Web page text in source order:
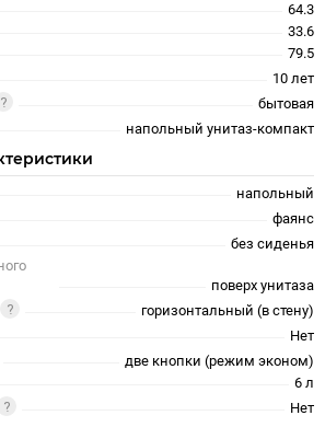
64.3
33.6
79.5
10 лет
бытовая
напольный унитаз-компакт
напольный
фаянс
без сиденья
поверх унитаза
горизонтальный (в стену)
Нет
две кнопки (режим эконом)
6 л
Нет